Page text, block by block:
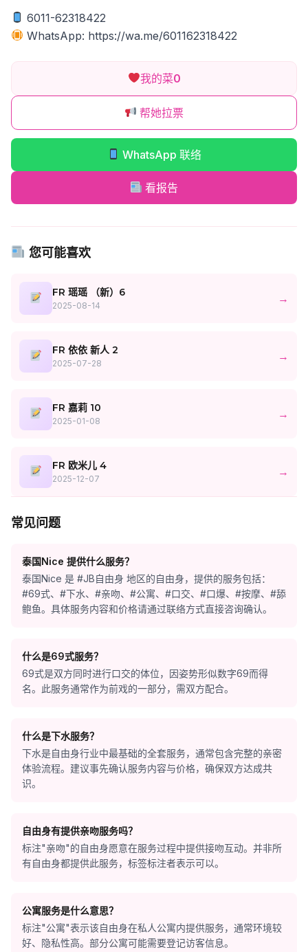
6011-62318422
WhatsApp: https://wa.me/601162318422
我的菜0
帮她拉票
WhatsApp 联络
看报告
您可能喜欢
FR 瑶瑶 （新）6
2025-08-14
→
FR 依依 新人 2
2025-07-28
→
FR 嘉莉 10
2025-01-08
→
FR 欧米儿 4
2025-12-07
→
常见问题
泰国Nice 提供什么服务？
泰国Nice 是 #JB自由身 地区的自由身，提供的服务包括：
#69式、#下水、#亲吻、#公寓、#口交、#口爆、#按摩、#舔
鲍鱼。具体服务内容和价格请通过联络方式直接咨询确认。
什么是69式服务？
69式是双方同时进行口交的体位，因姿势形似数字69而得
名。此服务通常作为前戏的一部分，需双方配合。
什么是下水服务？
下水是自由身行业中最基础的全套服务，通常包含完整的亲密
体验流程。建议事先确认服务内容与价格，确保双方达成共
识。
自由身有提供亲吻服务吗？
标注"亲吻"的自由身愿意在服务过程中提供接吻互动。并非所
有自由身都提供此服务，标签标注者表示可以。
公寓服务是什么意思？
标注"公寓"表示该自由身在私人公寓内提供服务，通常环境较
好、隐私性高。部分公寓可能需要登记访客信息。